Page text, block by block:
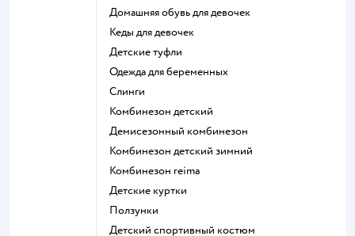
Домашняя обувь для девочек
Кеды для девочек
Детские туфли
Одежда для беременных
Слинги
Комбинезон детский
Демисезонный комбинезон
Комбинезон детский зимний
Комбинезон reima
Детские куртки
Ползунки
Детский спортивный костюм